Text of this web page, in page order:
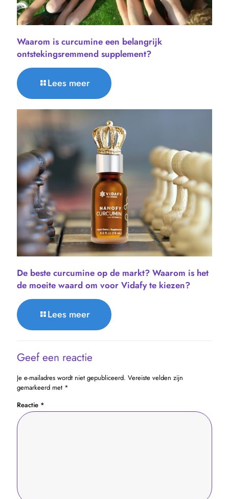
Waarom is curcumine een belangrijk
ontstekingsremmend supplement?
Lees meer
De beste curcumine op de markt? Waarom is het
de moeite waard om voor Vidafy te kiezen?
Lees meer
Geef een reactie
Je e-mailadres wordt niet gepubliceerd. Vereiste velden zijn
gemarkeerd met *
Reactie *